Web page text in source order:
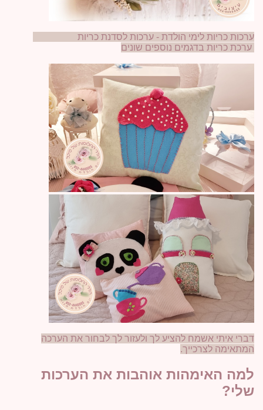
ערכות כריות לימי הולדת - ערכות לסדנת כריות
ערכת כריות בדגמים נוספים שונים
דברי איתי אשמח להציע לך ולעזור לך לבחור את הערכה
המתאימה לצרכייך.
למה האימהות אוהבות את הערכות
שלי?